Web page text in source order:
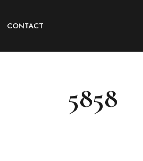
CONTACT
5858